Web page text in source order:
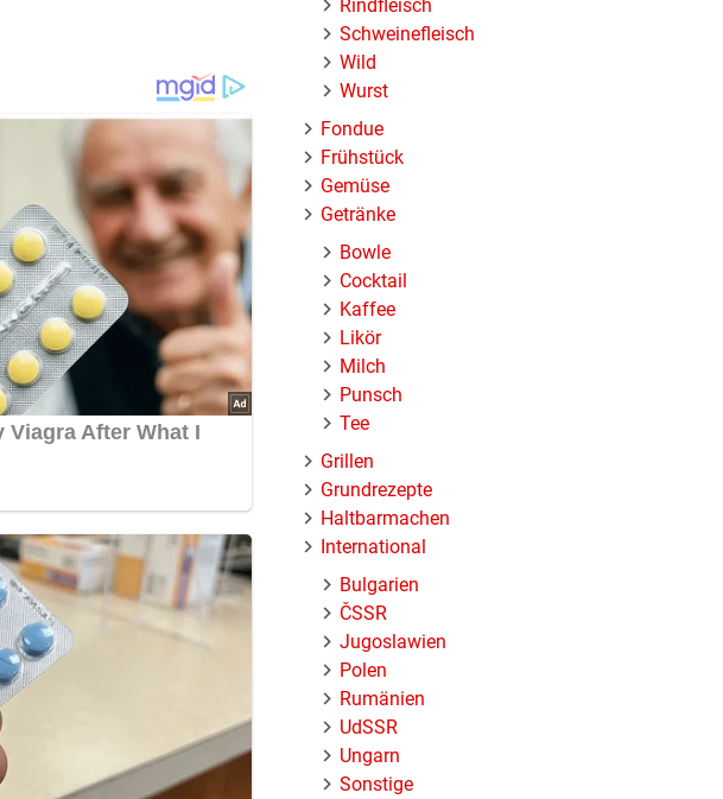
Rindfleisch
Schweinefleisch
Wild
Wurst
Fondue
Frühstück
Gemüse
Getränke
Bowle
Cocktail
Kaffee
Likör
Milch
Punsch
Tee
Grillen
Grundrezepte
Haltbarmachen
International
Bulgarien
ČSSR
Jugoslawien
Polen
Rumänien
UdSSR
Ungarn
Sonstige